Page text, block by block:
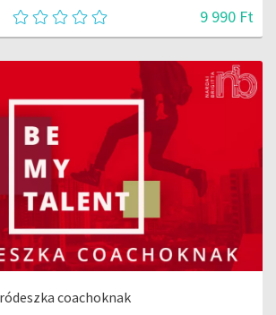
9 990 Ft
coachoknak